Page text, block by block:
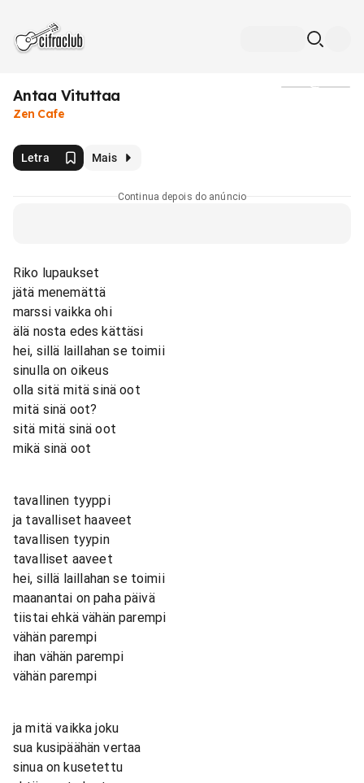
Antaa Vituttaa
Zen Cafe
Letra Mais
Continua depois do anúncio
Riko lupaukset
jätä menemättä
marssi vaikka ohi
älä nosta edes kättäsi
hei, sillä laillahan se toimii
sinulla on oikeus
olla sitä mitä sinä oot
mitä sinä oot?
sitä mitä sinä oot
mikä sinä oot
tavallinen tyyppi
ja tavalliset haaveet
tavallisen tyypin
tavalliset aaveet
hei, sillä laillahan se toimii
maanantai on paha päivä
tiistai ehkä vähän parempi
vähän parempi
ihan vähän parempi
vähän parempi
ja mitä vaikka joku
sua kusipäähän vertaa
sinua on kusetettu